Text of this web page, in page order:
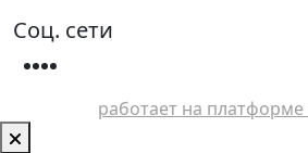
Соц. сети
работает на